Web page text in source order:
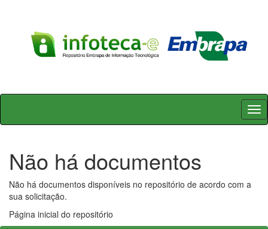
Skip
Não há documentos
Não há documentos disponíveis no repositório de acordo com a
sua solicitação.
Página inicial do repositório